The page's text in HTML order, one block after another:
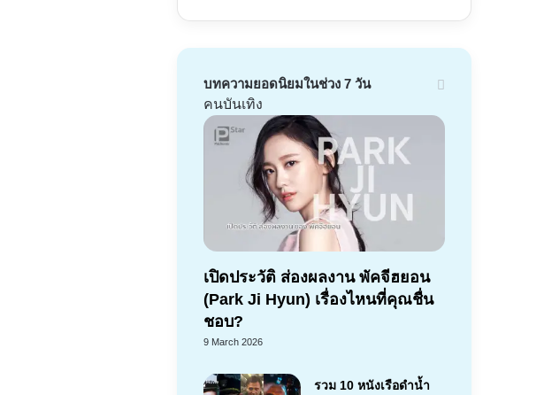
บทความยอดนิยมในช่วง 7 วัน
คนบันเทิง
เปิดประวัติ ส่องผลงาน พัคจีฮยอน
(Park Ji Hyun) เรื่องไหนที่คุณชื่น
ชอบ?
9 March 2026
รวม 10 หนังเรือดำน้ำ